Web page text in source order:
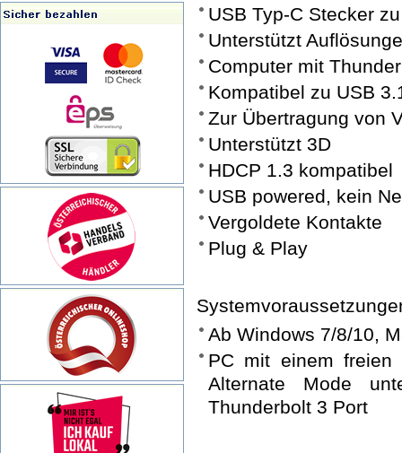
USB Typ-C Stecker
Unterstützt
Computer mit
Kompatibel zu USB
Zur Übertragung von
Unterstützt 3D
HDCP 1.3 kompatibel
USB powered, kein
Vergoldete Kontakte
Plug & Play
Ab Windows 7/8/10,
PC mit einem freien
Alternate Mode
Thunderbolt 3 Port